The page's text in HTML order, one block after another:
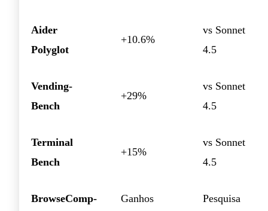
Aider
Polyglot
+10.6%
vs Sonnet
4.5
Vending-
Bench
+29%
vs Sonnet
4.5
Terminal
Bench
+15%
vs Sonnet
4.5
BrowseComp-
Ganhos
Pesquisa